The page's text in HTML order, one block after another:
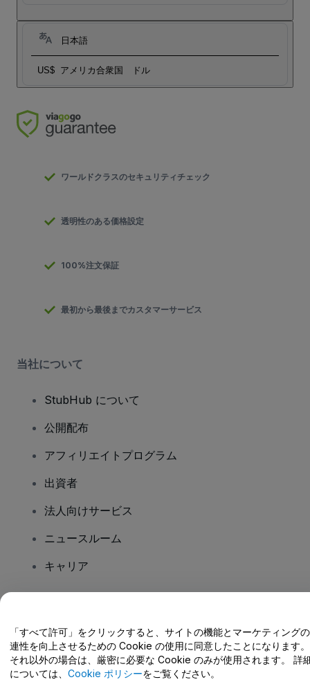
日本語
US$ アメリカ合衆国 ドル
ワールドクラスのセキュリティチェック
透明性のある価格設定
100%注文保証
最初から最後までカスタマーサービス
当社について
StubHub について
公開配布
アフィリエイトプログラム
出資者
法人向けサービス
ニュースルーム
キャリア
ヘルプセンター / こちらまでご連絡下さい
「すべて許可」をクリックすると、サイトの機能とマーケティング
連性を向上させるための Cookie の使用に同意したことになります。
それ以外の場合は、厳密に必要な Cookie のみが使用されます。 詳
については、 Cookie ポリシーをご覧ください。